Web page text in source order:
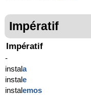
Impératif
Impératif
-
instala
instale
instalemos